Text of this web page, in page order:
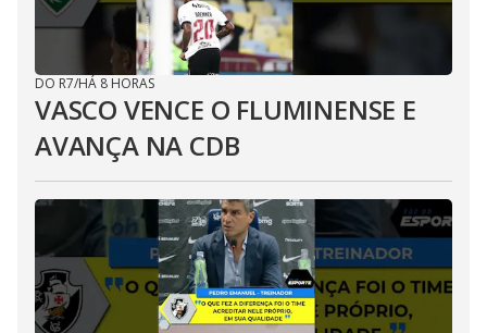
DO R7/HÁ 8 HORAS
VASCO VENCE O FLUMINENSE E
AVANÇA NA CDB